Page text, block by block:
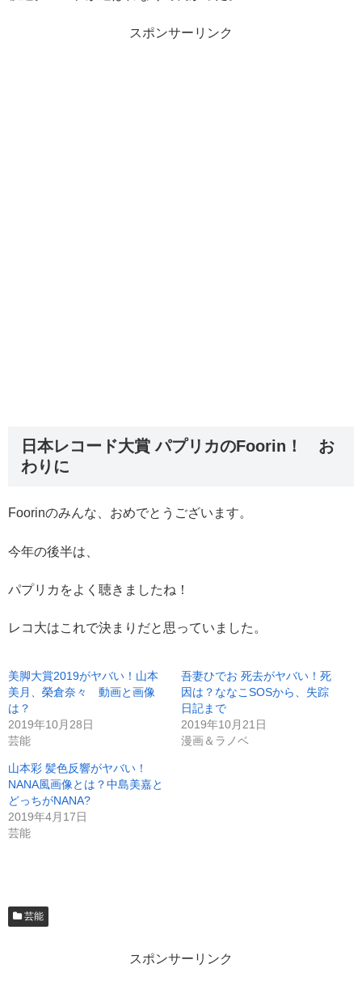
スポンサーリンク
日本レコード大賞 パプリカのFoorin！ お
わりに
Foorinのみんな、おめでとうございます。
今年の後半は、
パプリカをよく聴きましたね！
レコ大はこれで決まりだと思っていました。
美脚大賞2019がヤバい！山本
美月、榮倉奈々 動画と画像
は？
2019年10月28日
芸能
吾妻ひでお 死去がヤバい！死
因は？ななこSOSから、失踪
日記まで
2019年10月21日
漫画＆ラノベ
山本彩 髪色反響がヤバい！
NANA風画像とは？中島美嘉と
どっちがNANA?
2019年4月17日
芸能
芸能
スポンサーリンク